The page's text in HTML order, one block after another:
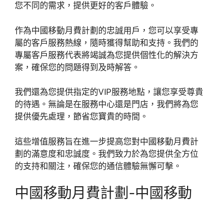
您不同的需求，提供更好的客戶體驗。
作為中國移動月費計劃的忠誠用戶，您可以享受專
屬的客戶服務熱線，隨時獲得幫助和支持。我們的
專屬客戶服務代表將竭誠為您提供個性化的解決方
案，確保您的問題得到及時解答。
我們還為您提供指定的VIP服務地點，讓您享受尊貴
的待遇。無論是在服務中心還是門店，我們將為您
提供優先處理，節省您寶貴的時間。
這些增值服務旨在進一步提高您對中國移動月費計
劃的滿意度和忠誠度。我們致力於為您提供全方位
的支持和關注，確保您的通信體驗無懈可擊。
中國移動月費計劃-中國移動